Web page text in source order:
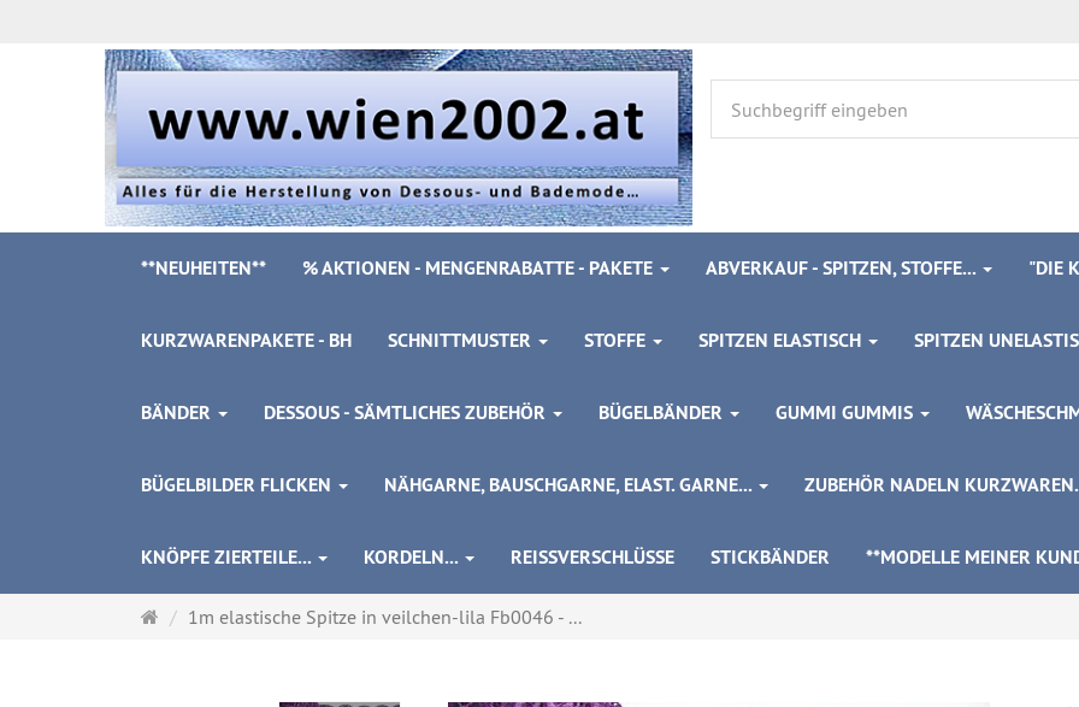
**NEUHEITEN** % AKTIONEN - MENGENRABATTE - PAKETE ABVERKAUF - SPITZEN, STOFFE... "DIE
KURZWARENPAKETE - BH SCHNITTMUSTER STOFFE SPITZEN ELASTISCH SPITZEN
BÄNDER DESSOUS - SÄMTLICHES ZUBEHÖR BÜGELBÄNDER GUMMI GUMMIS
BÜGELBILDER FLICKEN NÄHGARNE, BAUSCHGARNE, ELAST. GARNE... ZUBEHÖR NADELN
KNÖPFE ZIERTEILE... KORDELN... REISSVERSCHLÜSSE STICKBÄNDER **MODELLE MEINER
Startseite
1m elastische Spitze in veilchen-lila Fb0046 - ...